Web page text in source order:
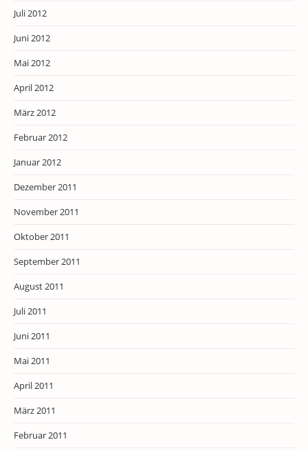
Juli 2012
Juni 2012
Mai 2012
April 2012
März 2012
Februar 2012
Januar 2012
Dezember 2011
November 2011
Oktober 2011
September 2011
August 2011
Juli 2011
Juni 2011
Mai 2011
April 2011
März 2011
Februar 2011